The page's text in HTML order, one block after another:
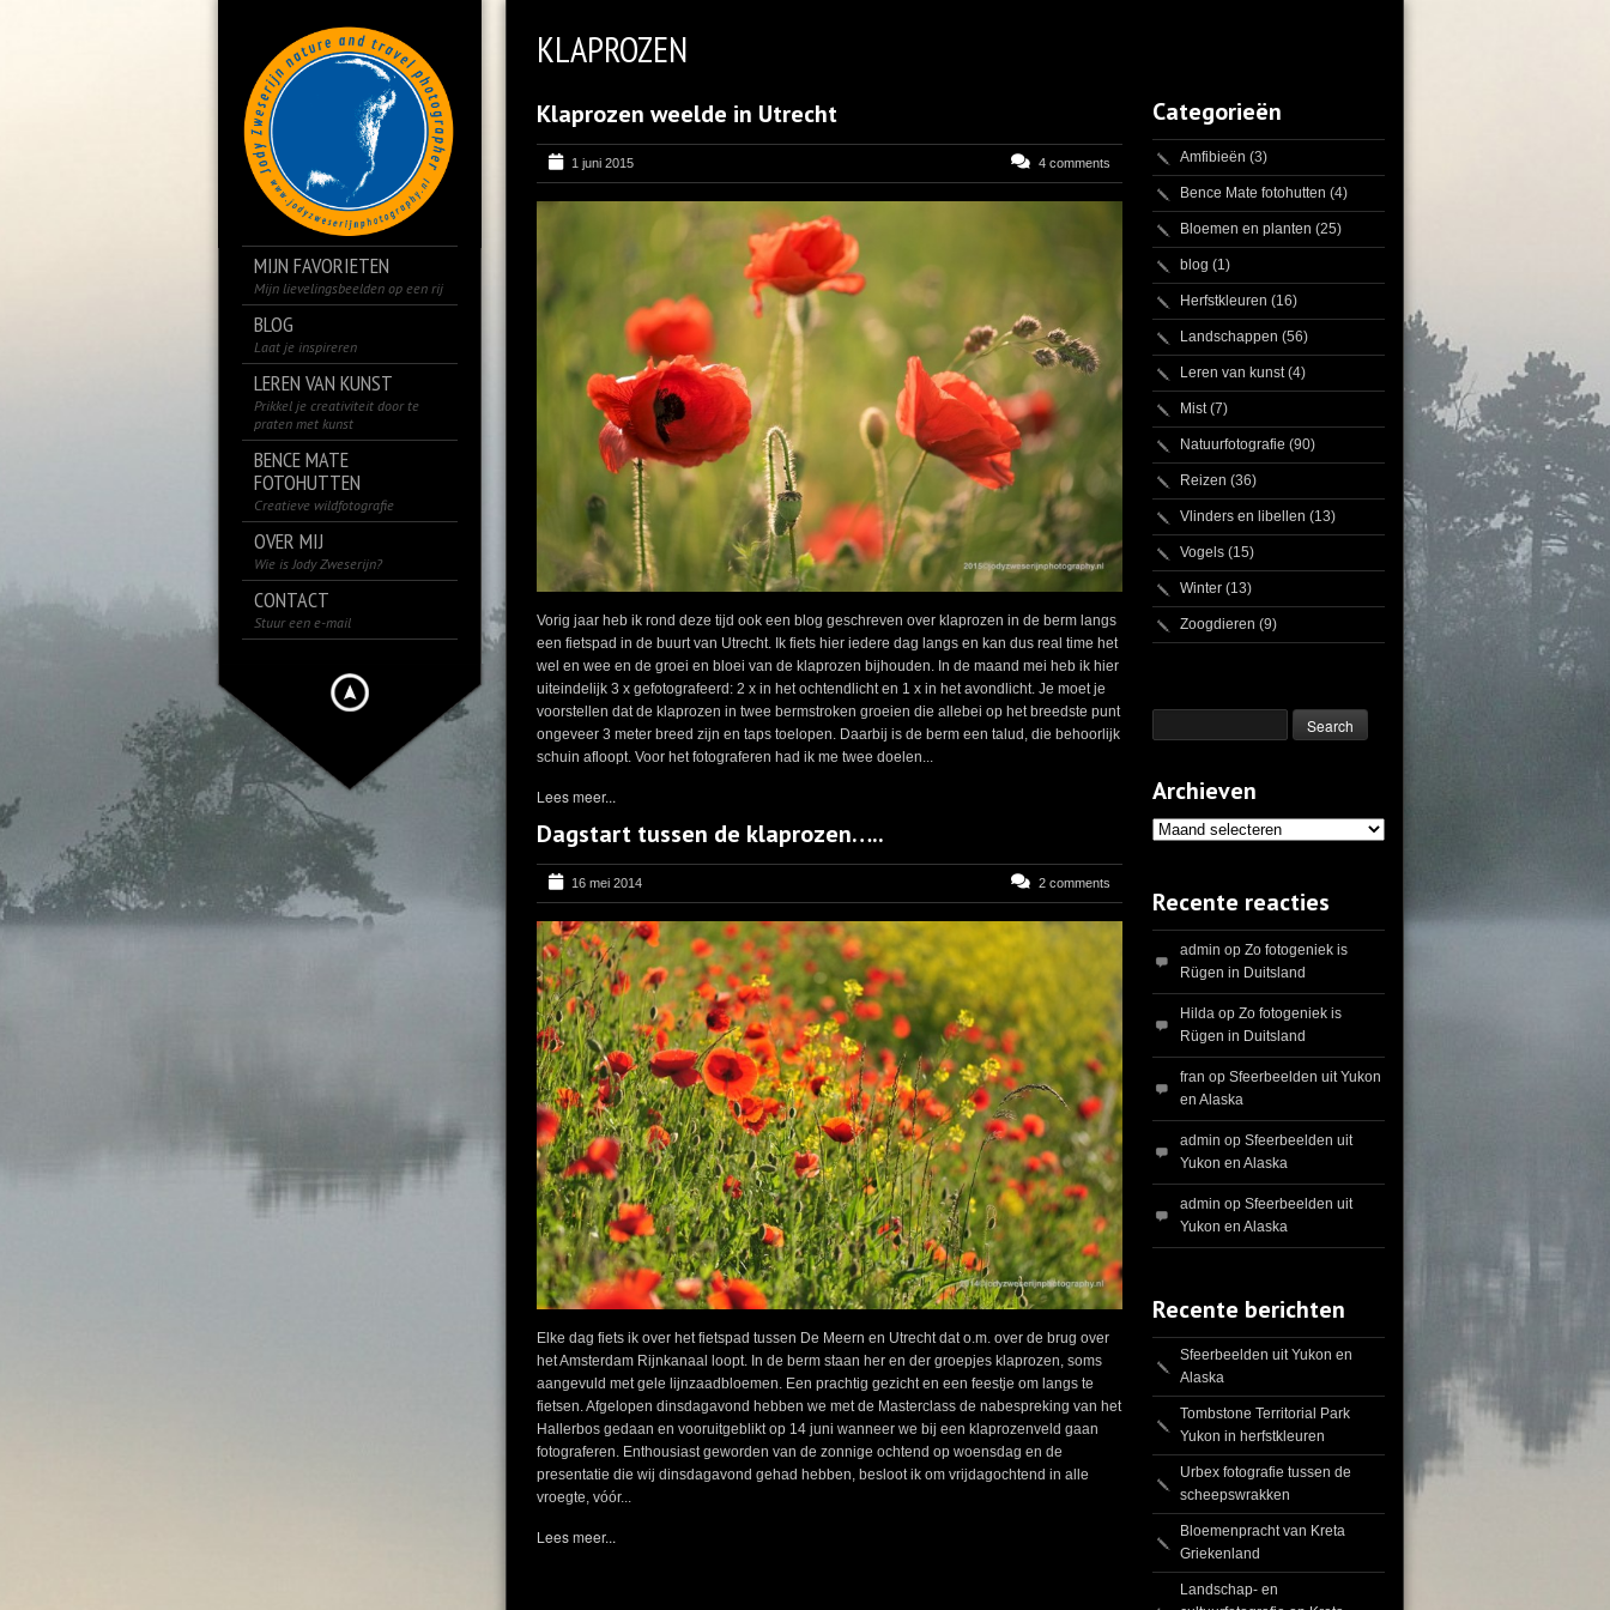
MIJN FAVORIETEN
Mijn lievelingsbeelden op een rij
BLOG
Laat je inspireren
LEREN VAN KUNST
Prikkel je creativiteit door te
praten met kunst
BENCE MATE
FOTOHUTTEN
Creatieve wildfotografie
OVER MIJ
Wie is Jody Zweserijn?
CONTACT
Stuur een e-mail
KLAPROZEN
Klaprozen weelde in Utrecht
1 juni 2015 4 comments
Vorig jaar heb ik rond deze tijd ook een blog geschreven over klaprozen in de berm langs
een fietspad in de buurt van Utrecht. Ik fiets hier iedere dag langs en kan dus real time het
wel en wee en de groei en bloei van de klaprozen bijhouden. In de maand mei heb ik hier
uiteindelijk 3 x gefotografeerd: 2 x in het ochtendlicht en 1 x in het avondlicht. Je moet je
voorstellen dat de klaprozen in twee bermstroken groeien die allebei op het breedste punt
ongeveer 3 meter breed zijn en taps toelopen. Daarbij is de berm een talud, die behoorlijk
schuin afloopt. Voor het fotograferen had ik me twee doelen...
Lees meer...
Dagstart tussen de klaprozen…..
16 mei 2014 2 comments
Elke dag fiets ik over het fietspad tussen De Meern en Utrecht dat o.m. over de brug over
het Amsterdam Rijnkanaal loopt. In de berm staan her en der groepjes klaprozen, soms
aangevuld met gele lijnzaadbloemen. Een prachtig gezicht en een feestje om langs te
fietsen. Afgelopen dinsdagavond hebben we met de Masterclass de nabespreking van het
Hallerbos gedaan en vooruitgeblikt op 14 juni wanneer we bij een klaprozenveld gaan
fotograferen. Enthousiast geworden van de zonnige ochtend op woensdag en de
presentatie die wij dinsdagavond gehad hebben, besloot ik om vrijdagochtend in alle
vroegte, vóór...
Lees meer...
Categorieën
Amfibieën (3)
Bence Mate fotohutten (4)
Bloemen en planten (25)
blog (1)
Herfstkleuren (16)
Landschappen (56)
Leren van kunst(4)
Mist(7)
Natuurfotografie (90)
Reizen (36)
Vlinders en libellen (13)
Vogels (15)
Winter (13)
Zoogdieren (9)
Archieven
Archieven
Recente reacties
admin opZo fotogeniek is
Rügen in Duitsland
Hilda opZo fotogeniek is
Rügen in Duitsland
fran opSfeerbeelden uit Yukon
en Alaska
admin opSfeerbeelden uit
Yukon en Alaska
admin opSfeerbeelden uit
Yukon en Alaska
Recente berichten
Sfeerbeelden uit Yukon en
Alaska
Tombstone Territorial Park
Yukon in herfstkleuren
Urbex fotografie tussen de
scheepswrakken
Bloemenpracht van Kreta
Griekenland
Landschap- en